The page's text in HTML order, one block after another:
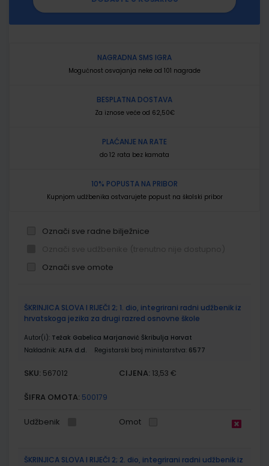
NAGRADNA SMS IGRA
Mogućnost osvajanja neke od 101 nagrade
BESPLATNA DOSTAVA
Za iznose veće od 62,50€
PLAĆANJE NA RATE
do 12 rata bez kamata
10% POPUSTA NA PRIBOR
Kupnjom udžbenika ostvarujete popust na školski pribor
Označi sve radne bilježnice
Označi sve omote
proizvodi
ŠKRINJICA SLOVA I RIJEČI 2; 1. dio, integrirani radni udžbenik iz
hrvatskoga jezika za drugi razred osnovne škole
Autor(i): Težak Gabelica Marjanović Škribulja Horvat
Nakladnik: ALFA d.d. Registarski broj ministarstva: 6577
SKU: 567012 CIJENA: 13,53 €
ŠIFRA OMOTA: 500179
Udžbenik Omot
ŠKRINJICA SLOVA I RIJEČI 2; 2. dio, integrirani radni udžbenik iz